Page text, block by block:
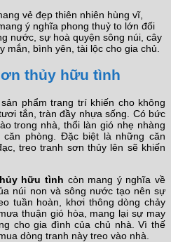
vẻ đẹp thiên nhiên hùng vĩ,
ý nghĩa phong thuỷ to lớn đối
nước, sự hoà quyện sông núi, cây
mắn, bình yên, tài lộc cho gia chủ.
thủy hữu tình
phẩm trang trí khiến cho không
tắn, tràn đầy nhựa sống. Có bức
trong nhà, thổi làn gió nhẹ nhàng
phòng. Đặc biệt là những căn
treo tranh sơn thủy lên sẽ khiến
hữu tình còn mang ý nghĩa về
núi non và sông nước tạo nên sự
tuần hoàn, khơi thông dòng chảy
thuận gió hòa, mang lại sự may
cho gia đình của chủ nhà. Vì thế
dòng tranh này treo vào nhà.